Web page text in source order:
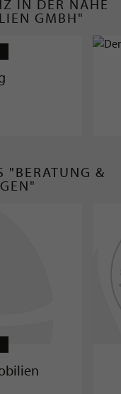
IN DER NÄHE
GMBH"
"BERATUNG &